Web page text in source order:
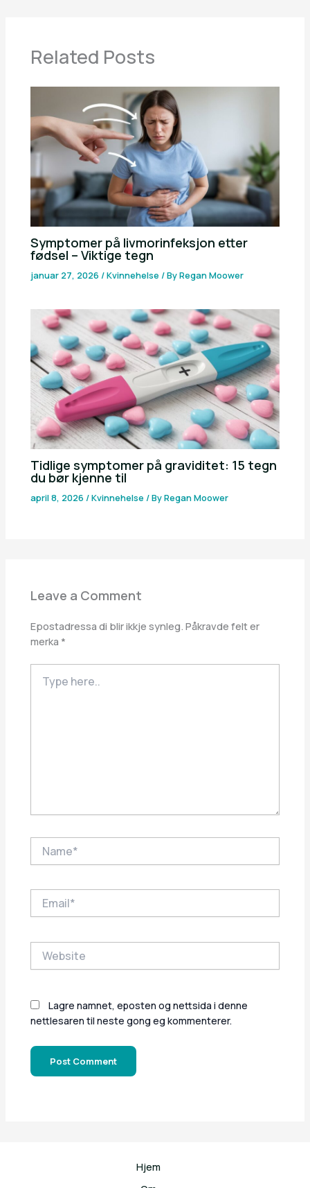
Related Posts
Symptomer på livmorinfeksjon etter
fødsel – Viktige tegn
januar 27, 2026/Kvinnehelse / ByRegan Moower
Tidlige symptomer på graviditet: 15 tegn
du bør kjenne til
april 8, 2026/Kvinnehelse / ByRegan Moower
Leave a Comment
Epostadressa di blir ikkje synleg. Påkravde felt er
merka *
here..
Lagre namnet, eposten og nettsida i denne
nettlesaren til neste gong eg kommenterer.
Hjem